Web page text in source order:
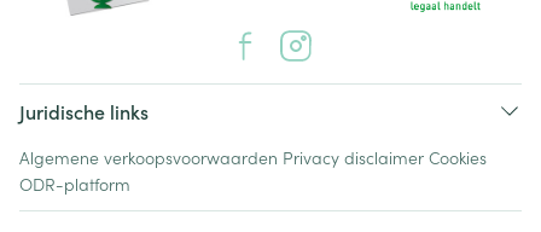
Juridische links
Algemene verkoopsvoorwaarden Privacy disclaimer Cookies
ODR-platform